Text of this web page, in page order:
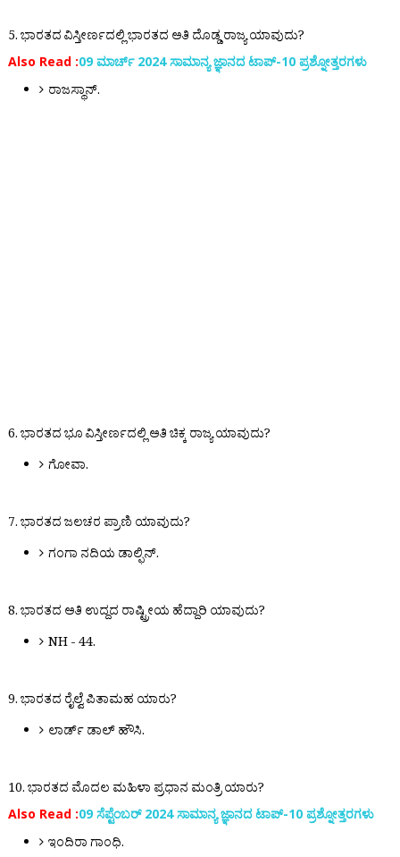
5. ಭಾರತದ ವಿಸ್ತೀರ್ಣದಲ್ಲಿ ಭಾರತದ ಅತಿ ದೊಡ್ಡ ರಾಜ್ಯ ಯಾವುದು?
Also Read :09 ಮಾರ್ಚ್ 2024 ಸಾಮಾನ್ಯ ಜ್ಞಾನದ ಟಾಪ್-10 ಪ್ರಶ್ನೋತ್ತರಗಳು
ರಾಜಸ್ಥಾನ್.
6. ಭಾರತದ ಭೂ ವಿಸ್ತೀರ್ಣದಲ್ಲಿ ಅತಿ ಚಿಕ್ಕ ರಾಜ್ಯ ಯಾವುದು?
ಗೋವಾ.
7. ಭಾರತದ ಜಲಚರ ಪ್ರಾಣಿ ಯಾವುದು?
ಗಂಗಾ ನದಿಯ ಡಾಲ್ಫಿನ್.
8. ಭಾರತದ ಅತಿ ಉದ್ದದ ರಾಷ್ಟ್ರೀಯ ಹೆದ್ದಾರಿ ಯಾವುದು?
NH - 44.
9. ಭಾರತದ ರೈಲ್ವೆ ಪಿತಾಮಹ ಯಾರು?
ಲಾರ್ಡ್ ಡಾಲ್ ಹೌಸಿ.
10. ಭಾರತದ ಮೊದಲ ಮಹಿಳಾ ಪ್ರಧಾನ ಮಂತ್ರಿ ಯಾರು?
Also Read :09 ಸೆಪ್ಟೆಂಬರ್ 2024 ಸಾಮಾನ್ಯ ಜ್ಞಾನದ ಟಾಪ್-10 ಪ್ರಶ್ನೋತ್ತರಗಳು
ಇಂದಿರಾ ಗಾಂಧಿ.